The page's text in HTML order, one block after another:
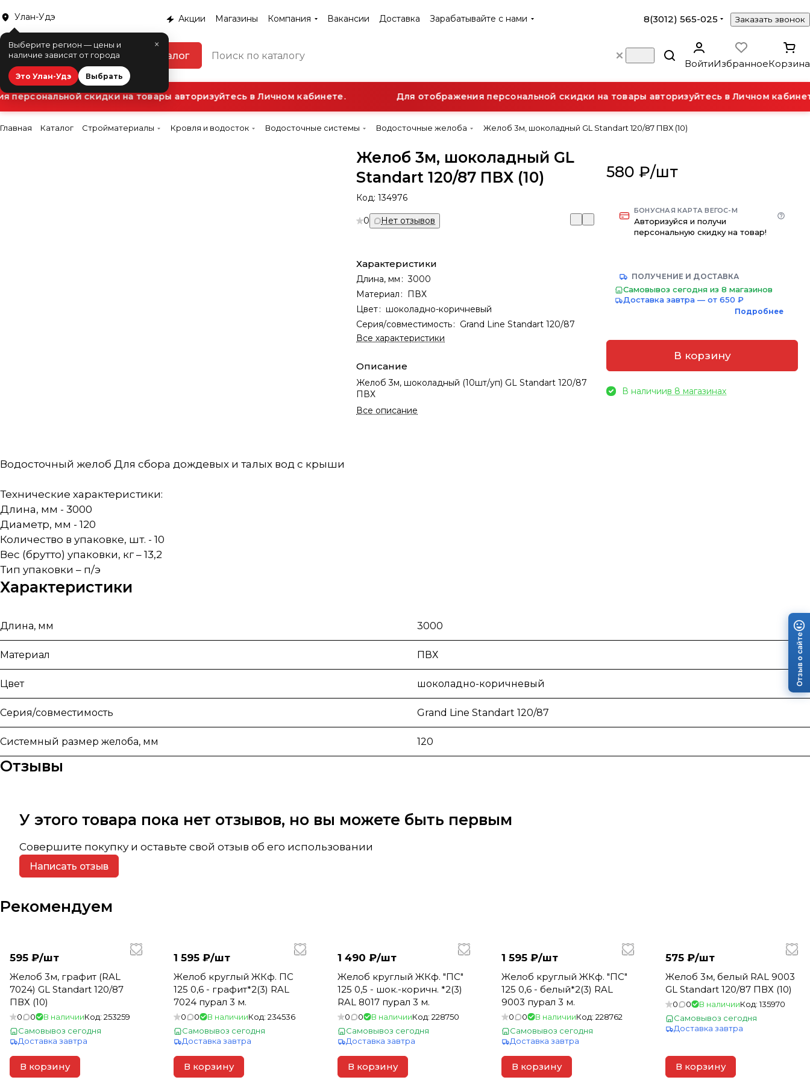
Улан-Удэ
×
Выберите регион — цены и
наличие зависят от города
Это Улан-Удэ Выбрать
Акции Магазины Компания Вакансии Доставка Зарабатывайте с нами 8(3012) 565-025 Заказать звонок
Каталог
ВойтиИзбранноеКорзина
скидки на товары авторизуйтесь в Личном кабинете. Для отображения персональной скидки на товары авторизуйтесь в Личном
Главная Каталог Стройматериалы Кровля и водосток Водосточные системы Водосточные желоба Желоб 3м, шоколадный GL Standart 120/87 ПВХ (10)
Желоб 3м, шоколадный GL
Standart 120/87 ПВХ (10)
Код:134976
0 Нет отзывов
Характеристики
Длина, мм : 3000
Материал : ПВХ
Цвет: шоколадно-коричневый
Серия/совместимость: Grand Line Standart 120/87
Все характеристики
Описание
Желоб 3м, шоколадный (10шт/уп) GL Standart 120/87
ПВХ
Все описание
580 ₽/шт
БОНУСНАЯ КАРТА ВЕГОС-М
Авторизуйся и получи
персональную скидку на товар!
ПОЛУЧЕНИЕ И ДОСТАВКА
Самовывоз сегодня из 8 магазинов
Доставка завтра — от 650 ₽
Подробнее
В корзину
В наличиив 8 магазинах
Водосточный желоб Для сбора дождевых и талых вод с крыши
Технические характеристики:
Длина, мм - 3000
Диаметр, мм - 120
Количество в упаковке, шт. - 10
Вес (брутто) упаковки, кг – 13,2
Тип упаковки – п/э
Характеристики
Длина, мм 3000
Материал ПВХ
Цвет шоколадно-коричневый
Серия/совместимость Grand Line Standart 120/87
Системный размер желоба, мм 120
Отзывы
У этого товара пока нет отзывов, но вы можете быть первым
Совершите покупку и оставьте свой отзыв об его использовании
Написать отзыв
Рекомендуем
595 ₽/шт
Желоб 3м, графит (RAL
7024) GL Standart 120/87
ПВХ (10)
0 0 В наличииКод: 253259
Самовывоз сегодня
Доставка завтра
В корзину
1 595 ₽/шт
Желоб круглый ЖКф. ПС
125 0,6 - графит*2(3) RAL
7024 пурал 3 м.
0 0 В наличииКод: 234536
Самовывоз сегодня
Доставка завтра
В корзину
1 490 ₽/шт
Желоб круглый ЖКф. "ПС"
125 0,5 - шок.-коричн. *2(3)
RAL 8017 пурал 3 м.
0 0 В наличииКод: 228750
Самовывоз сегодня
Доставка завтра
В корзину
1 595 ₽/шт
Желоб круглый ЖКф. "ПС"
125 0,6 - белый*2(3) RAL
9003 пурал 3 м.
0 0 В наличииКод: 228762
Самовывоз сегодня
Доставка завтра
В корзину
575 ₽/шт
Желоб 3м, белый RAL 9003
GL Standart 120/87 ПВХ (10)
0 0 В наличииКод:135970
Самовывоз сегодня
Доставка завтра
В корзину
Отзыв о сайте